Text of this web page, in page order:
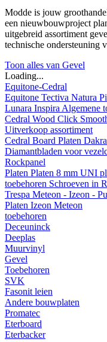
Modde is jouw
een nieuwbouwproject
uitgebreid assortiment
technische ondersteuning
Toon alles van Gevel
Loading...
Equitone-Cedral
Equitone Tectiva Natura
Lunara Inspira Algemene
Cedral Wood Click
Uitverkoop assortiment
Cedral Board Platen
Diamantbladen voor
Rockpanel
Platen Platen 8 mm UNI
toebehoren Schroeven in
Trespa Meteon - Izeon -
Platen Izeon Meteon
toebehoren
Deceuninck
Deeplas
Muurvinyl
Gevel
Toebehoren
SVK
Fasonit leien
Andere bouwplaten
Promatec
Eterboard
Eterbacker